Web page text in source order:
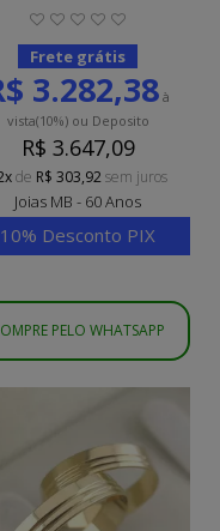
Frete grátis
3.282,38 à
vista(10%)ou Deposito
R$ 3.647,09
de R$ 303,92sem juros
Joias MB - 60 Anos
10% Desconto PIX
PELO WHATSAPP